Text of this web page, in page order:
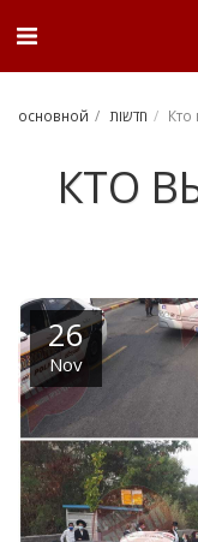
основной חדשות Кто
КТО
26
Nov